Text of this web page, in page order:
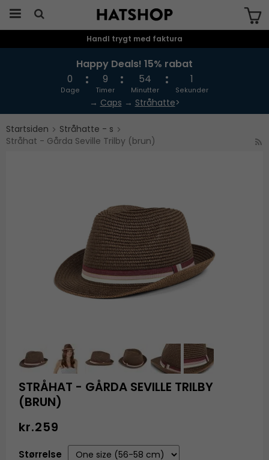
Produktet er blevet tilføjet til din
Handl trygt med faktura
Happy Deals! 15% rabat
0
Dage
9
Timer
54
Minutter
1
Sekunder
→ Caps → Stråhatte>
Startsiden
Stråhatte - s
Stråhat - Gårda Seville Trilby (brun)
STRÅHAT - GÅRDA SEVILLE TRILBY
(BRUN)
kr.259
Størrelse